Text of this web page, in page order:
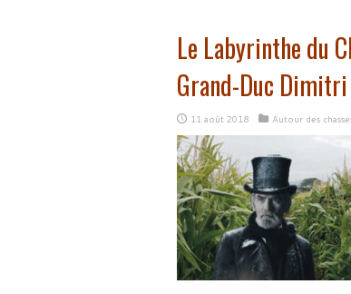
Le Labyrinthe du
Grand-Duc Dimitri
11 août 2018 Autour des